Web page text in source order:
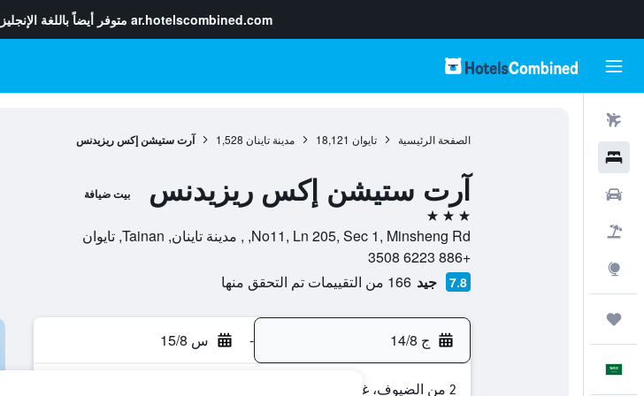
ar.hotelscombined.com متوفر أيضاً باللغة
الصفحة الرئيسية تايوان 18,121 مدينة تاينان 1,528 آرت ستيشن إكس ريزيدنس
آرت ستيشن إكس ريزيدنس بيت ضيافة
3 نجوم
No11, Ln 205, Sec 1, Minsheng Rd, , مدينة تاينان, Tainan, تايوان
+886 6223 3508
7.8 جيد 166 من التقييمات تم التحقق منها
ج 14/8 - س 15/8
2 من الضيوف، غرفة واحدة